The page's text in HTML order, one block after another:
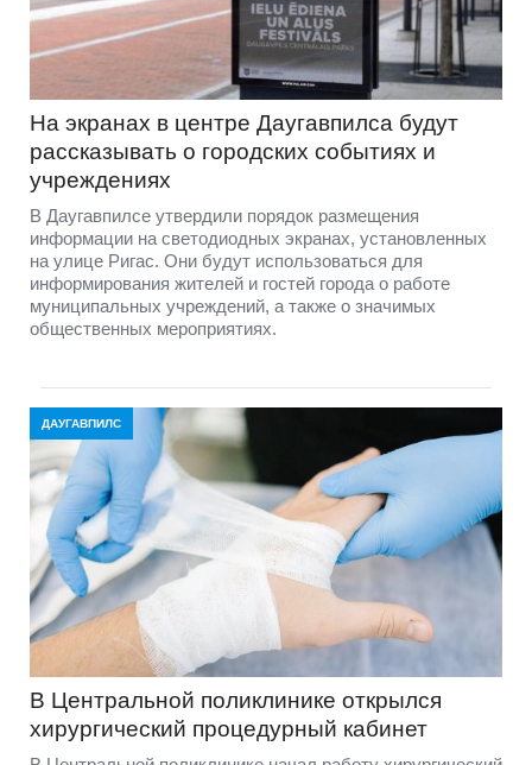
На экранах в центре Даугавпилса будут
рассказывать о городских событиях и
учреждениях
В Даугавпилсе утвердили порядок размещения
информации на светодиодных экранах, установленных
на улице Ригас. Они будут использоваться для
информирования жителей и гостей города о работе
муниципальных учреждений, а также о значимых
общественных мероприятиях.
ДАУГАВПИЛС
В Центральной поликлинике открылся
хирургический процедурный кабинет